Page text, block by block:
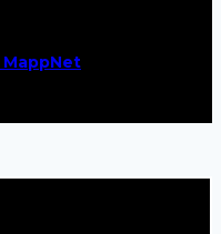
MappNet